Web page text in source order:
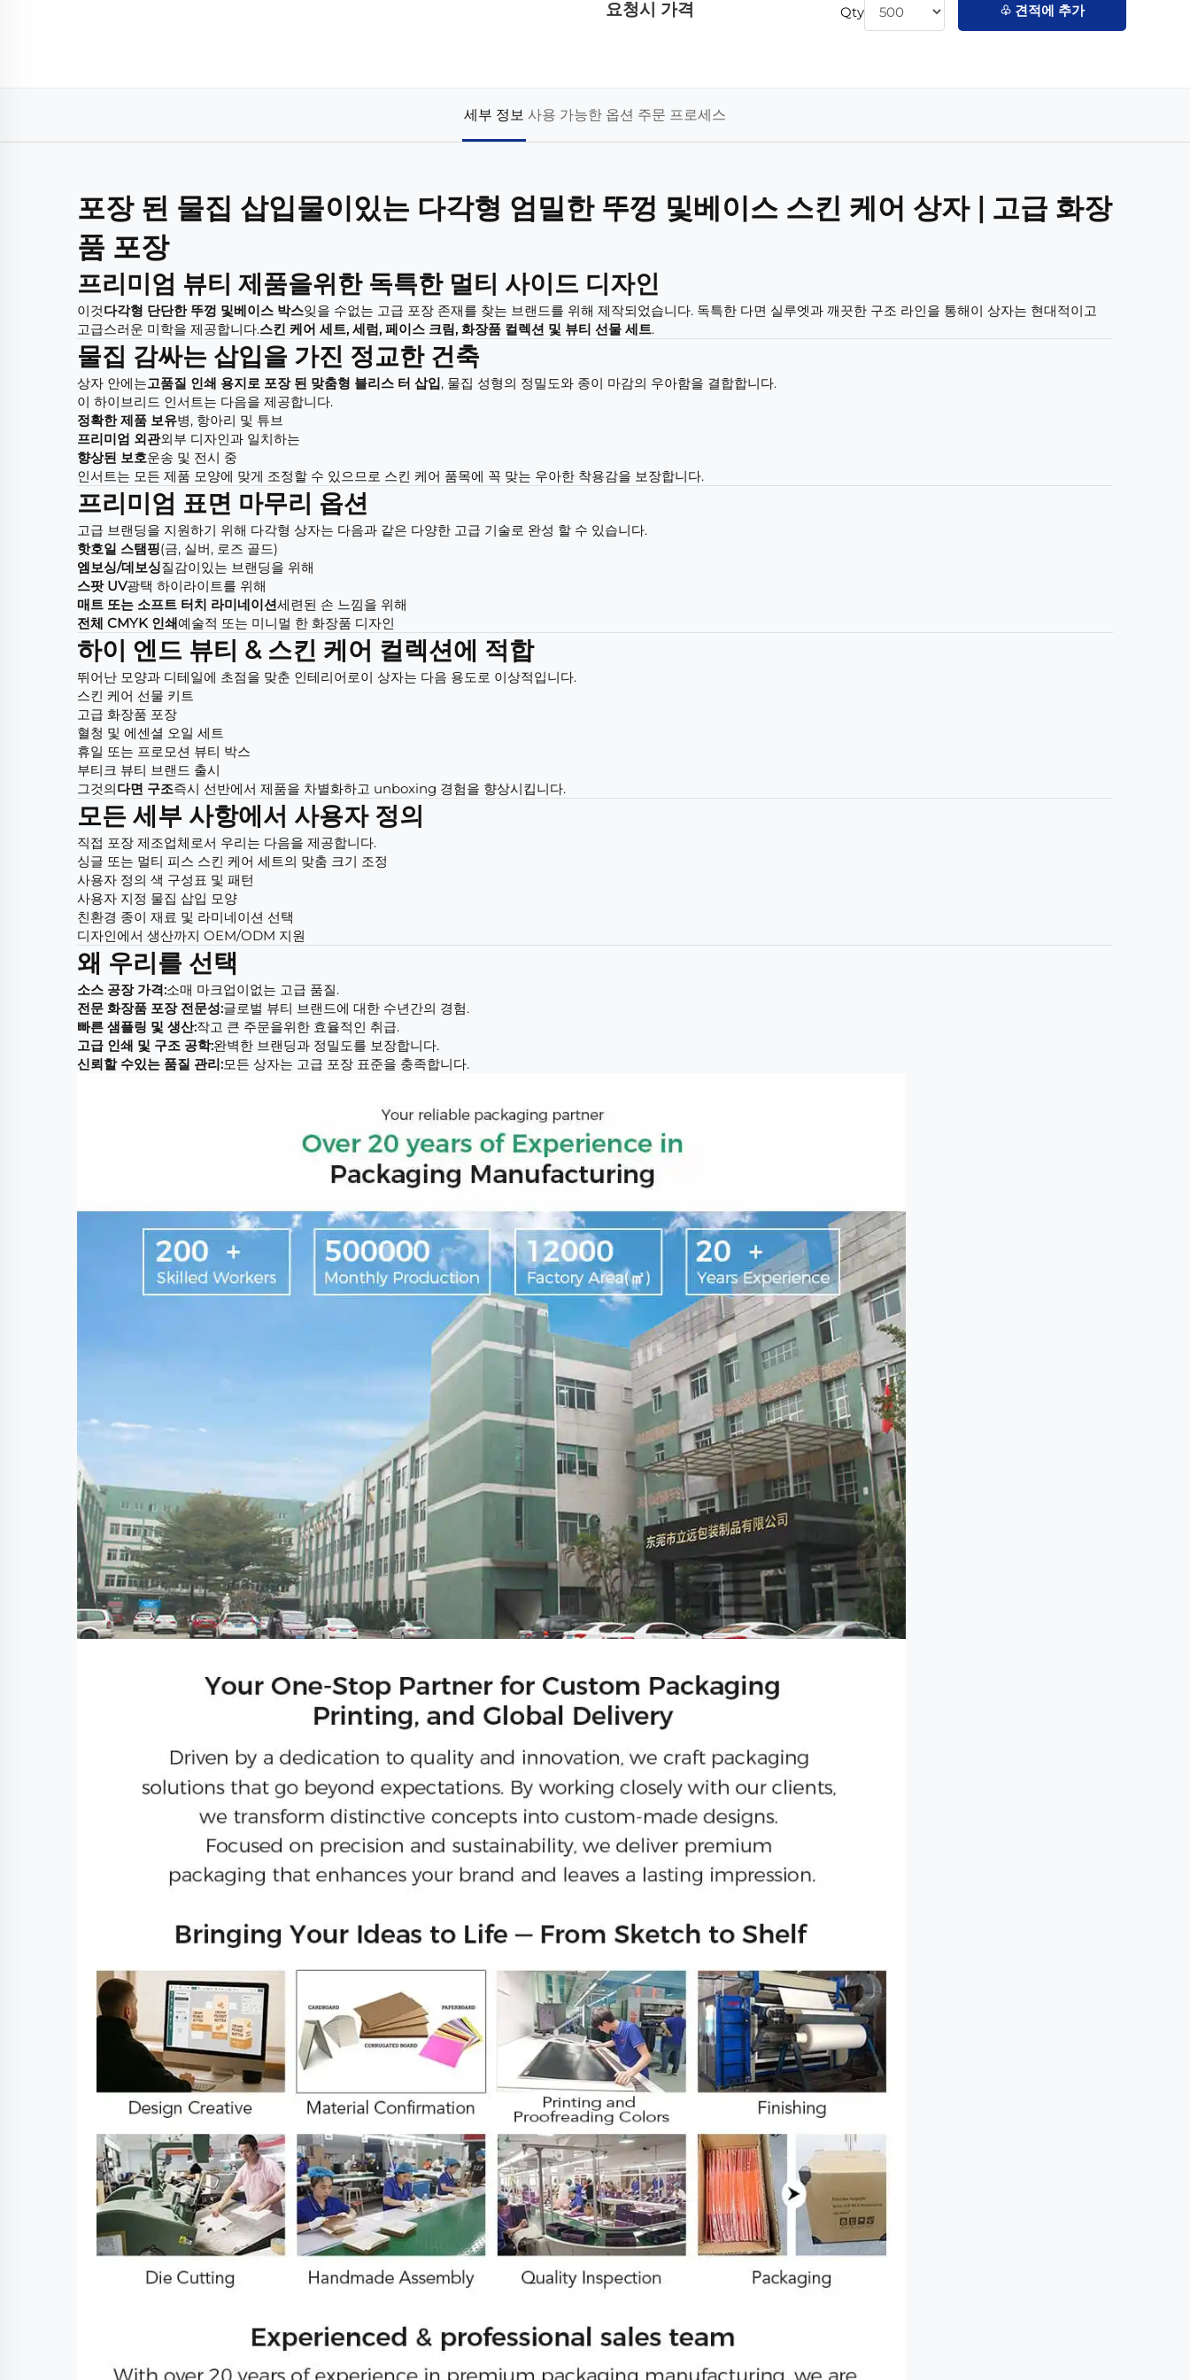
요청시 가격 Qty ♧ 견적에 추가
세부 정보 사용 가능한 옵션 주문 프로세스
포장 된 물집 삽입물이있는 다각형 엄밀한 뚜껑 및베이스 스킨 케어 상자 | 고급 화장
품 포장
프리미엄 뷰티 제품을위한 독특한 멀티 사이드 디자인
이것다각형 단단한 뚜껑 및베이스 박스잊을 수없는 고급 포장 존재를 찾는 브랜드를 위해 제작되었습니다. 독특한 다면 실루엣과 깨끗한 구조 라인을 통해이 상자는 현대적이고
고급스러운 미학을 제공합니다.스킨 케어 세트, 세럼, 페이스 크림, 화장품 컬렉션 및 뷰티 선물 세트.
물집 감싸는 삽입을 가진 정교한 건축
상자 안에는고품질 인쇄 용지로 포장 된 맞춤형 블리스 터 삽입, 물집 성형의 정밀도와 종이 마감의 우아함을 결합합니다.
이 하이브리드 인서트는 다음을 제공합니다.
정확한 제품 보유병, 항아리 및 튜브
프리미엄 외관외부 디자인과 일치하는
향상된 보호운송 및 전시 중
인서트는 모든 제품 모양에 맞게 조정할 수 있으므로 스킨 케어 품목에 꼭 맞는 우아한 착용감을 보장합니다.
프리미엄 표면 마무리 옵션
고급 브랜딩을 지원하기 위해 다각형 상자는 다음과 같은 다양한 고급 기술로 완성 할 수 있습니다.
핫호일 스탬핑(금, 실버, 로즈 골드)
엠보싱/데보싱질감이있는 브랜딩을 위해
스팟 UV광택 하이라이트를 위해
매트 또는 소프트 터치 라미네이션세련된 손 느낌을 위해
전체 CMYK 인쇄예술적 또는 미니멀 한 화장품 디자인
하이 엔드 뷰티 & 스킨 케어 컬렉션에 적합
뛰어난 모양과 디테일에 초점을 맞춘 인테리어로이 상자는 다음 용도로 이상적입니다.
스킨 케어 선물 키트
고급 화장품 포장
혈청 및 에센셜 오일 세트
휴일 또는 프로모션 뷰티 박스
부티크 뷰티 브랜드 출시
그것의다면 구조즉시 선반에서 제품을 차별화하고 unboxing 경험을 향상시킵니다.
모든 세부 사항에서 사용자 정의
직접 포장 제조업체로서 우리는 다음을 제공합니다.
싱글 또는 멀티 피스 스킨 케어 세트의 맞춤 크기 조정
사용자 정의 색 구성표 및 패턴
사용자 지정 물집 삽입 모양
친환경 종이 재료 및 라미네이션 선택
디자인에서 생산까지 OEM/ODM 지원
왜 우리를 선택
소스 공장 가격:소매 마크업이없는 고급 품질.
전문 화장품 포장 전문성:글로벌 뷰티 브랜드에 대한 수년간의 경험.
빠른 샘플링 및 생산:작고 큰 주문을위한 효율적인 취급.
고급 인쇄 및 구조 공학:완벽한 브랜딩과 정밀도를 보장합니다.
신뢰할 수있는 품질 관리:모든 상자는 고급 포장 표준을 충족합니다.